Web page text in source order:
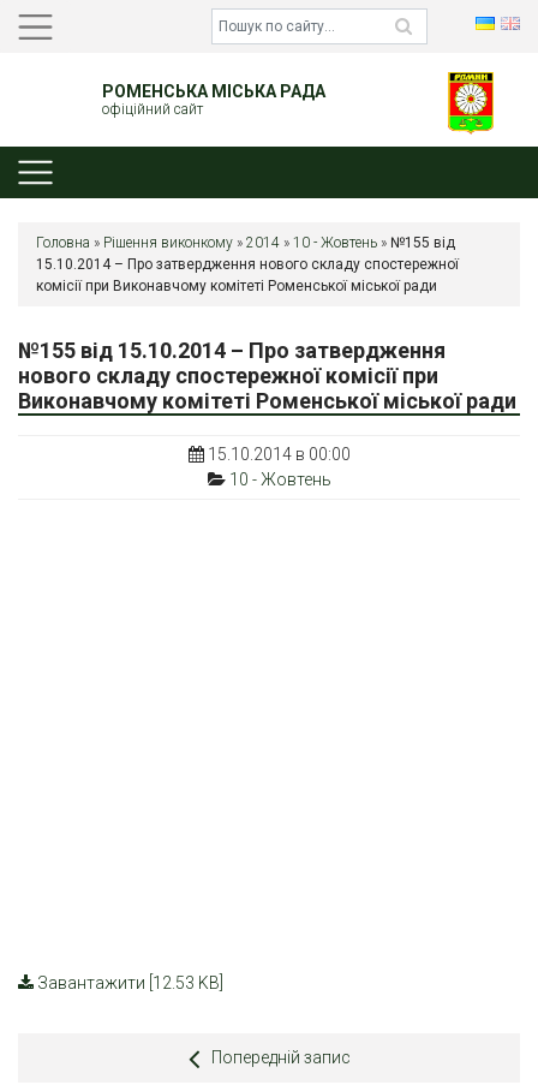
РОМЕНСЬКА МІСЬКА РАДА
офіційний сайт
Головна » Рішення виконкому » 2014 » 10 - Жовтень » №155 від
15.10.2014 – Про затвердження нового складу спостережної
комісії при Виконавчому комітеті Роменської міської ради
№155 від 15.10.2014 – Про затвердження
нового складу спостережної комісії при
Виконавчому комітеті Роменської міської ради
15.10.2014 в 00:00
10 - Жовтень
Завантажити [12.53 KB]
Попередній запис